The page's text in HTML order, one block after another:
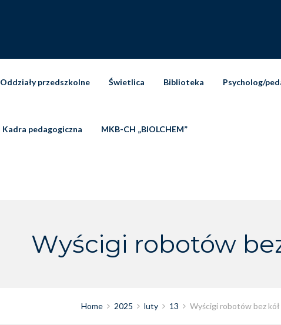
Oddziały przedszkolne Świetlica Biblioteka Psycholog/
Kadra pedagogiczna MKB-CH „BIOLCHEM”
Wyścigi robotów
Home 2025 luty 13 Wyścigi robotów bez kół